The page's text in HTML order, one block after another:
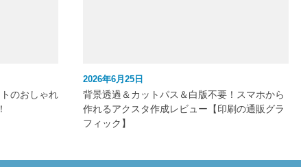
のおしゃれ
2026年6月25日
背景透過＆カットパス＆白版不要！スマホから
作れるアクスタ作成レビュー【印刷の通販グラ
フィック】